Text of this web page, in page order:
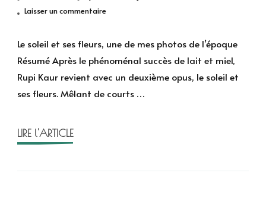
Laisser un commentairesur
ses
fleurs
de
Le soleil et ses fleurs, une de mes photos de l’époque
Résumé Après le phénoménal succès de lait et miel,
Rupi Kaur revient avec un deuxième opus, le soleil et
ses fleurs. Mêlant de courts …
LIRE l'ARTICLE